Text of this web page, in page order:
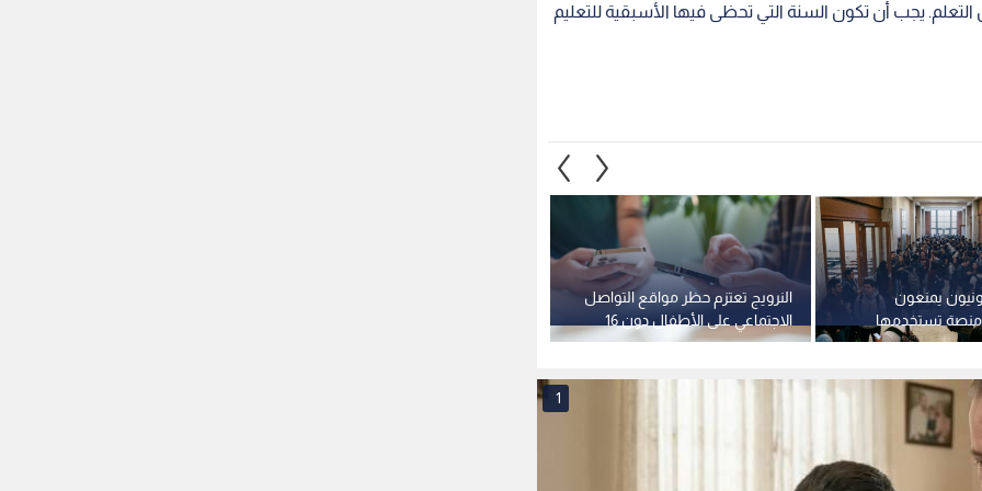
2022 عاما آخر من تعطل التعلم. يجب أن تكون السنة التي تحظى فيها الأسبقية للتعليم
النرويج تعتزم حظر مواقع التواصل
الاجتماعي على الأطفال دون 16
عاما
يمنعون
منصة تستخدمها
التعليمية
1